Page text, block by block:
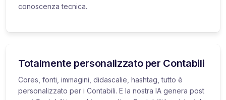
conoscenza tecnica.
Totalmente personalizzato per Contabili
Cores, fonti, immagini, didascalie, hashtag, tutto è
personalizzato per i Contabili. E la nostra IA genera post